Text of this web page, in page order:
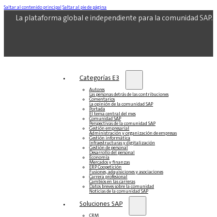
Saltar al contenido principal Saltar al pie de página
La plataforma global e independiente para la comunidad SAP.
Categorías E3
Autores
Las personas detrás de las contribuciones
Comentarios
La opinión de la comunidad SAP
Portada
El tema central del mes
Comunidad SAP
Perspectivas de la comunidad SAP
Gestión empresarial
Administración y organización de empresas
Gestión informática
Infraestructuras y digitalización
Gestión de personal
Desarrollo del personal
Economía
Mercados y finanzas
ERP Coopetición
Fusiones, adquisiciones y asociaciones
Carrera profesional
Cambios en las carreras
Datos breves sobre la comunidad
Noticias de la comunidad SAP
Soluciones‎‎ SAP
CRM